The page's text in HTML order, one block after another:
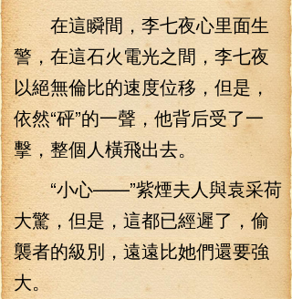
在這瞬間，李七夜心里面生
警，在這石火電光之間，李七夜
以絕無倫比的速度位移，但是，
依然“砰”的一聲，他背后受了一
擊，整個人橫飛出去。
“小心——”紫煙夫人與袁采荷
大驚，但是，這都已經遲了，偷
襲者的級別，遠遠比她們還要強
大。